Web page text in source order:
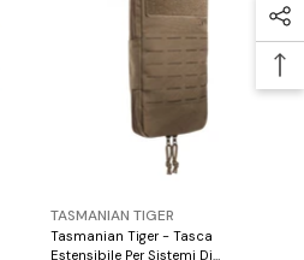
BRAND:
TASMANIAN TIGER
Tasmanian Tiger - Tasca
Estensibile Per Sistemi Di